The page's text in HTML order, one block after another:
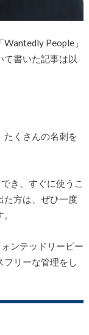
People」
書いた記事は以
たくさんの名刺を
き、すぐに使うこ
た方は、ぜひ一度
ンテッドリーピー
リーな管理をし